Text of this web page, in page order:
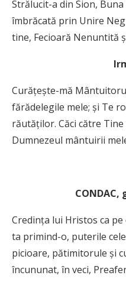
Strălucit-a din Sion,
îmbrăcată prin Unire
tine, Fecioară Nenuntită
Curăţeşte-mă
fărădelegile mele; şi Te
răutăţilor. Căci către
Dumnezeul mântuirii
CONDAC,
Credinţa lui Hristos ca
ta primind-o, puterile
picioare, pătimitorule şi
încununat, în veci,